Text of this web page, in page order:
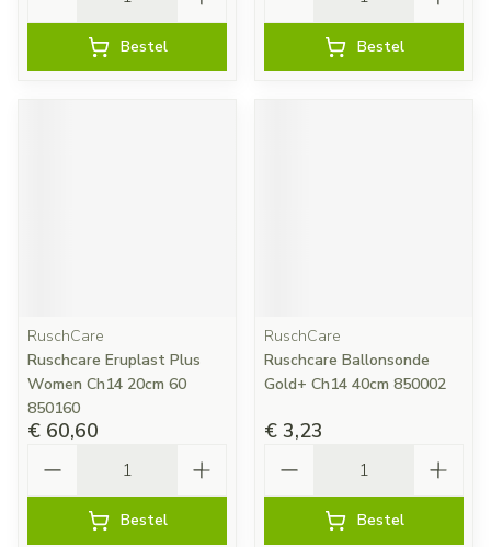
Bestel Bestel
RuschCare
Ruschcare Eruplast Plus
Women Ch14 20cm 60
850160
€ 60,60
Bestel
RuschCare
Ruschcare Ballonsonde
Gold+ Ch14 40cm 850002
€ 3,23
Bestel